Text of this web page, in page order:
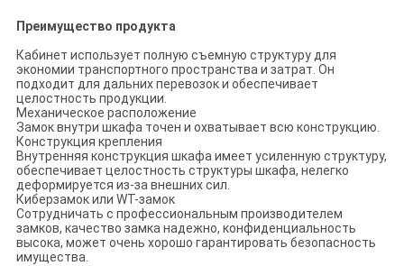
Преимущество продукта
Кабинет использует полную съемную структуру для
экономии транспортного пространства и затрат. Он
подходит для дальних перевозок и обеспечивает
целостность продукции.
Механическое расположение
Замок внутри шкафа точен и охватывает всю конструкцию.
Конструкция крепления
Внутренняя конструкция шкафа имеет усиленную структуру,
обеспечивает целостность структуры шкафа, нелегко
деформируется из-за внешних сил.
Киберзамок или WT-замок
Сотрудничать с профессиональным производителем
замков, качество замка надежно, конфиденциальность
высока, может очень хорошо гарантировать безопасность
имущества.